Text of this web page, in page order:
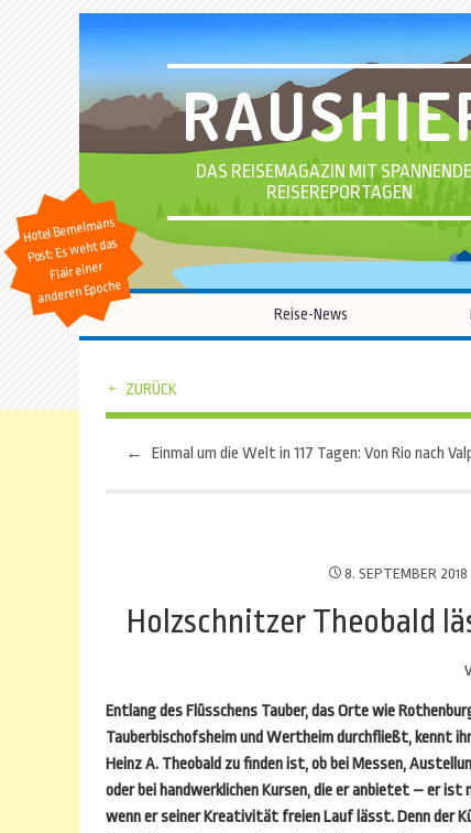
DAS REISEMAGAZIN MIT
REISEREPORTAGEN
Hotel Bemelmans
Post: Es weht das
Flair einer
anderen Epoche
Reise-News
ZURÜCK
Beitragsnavigation
← Einmal um die Welt in 117 Tagen: Von Rio nach
8. SEPTEMBER 2018
Holzschnitzer Theobald
Entlang des Flüsschens Tauber, das Orte wie
Tauberbischofsheim und Wertheim durchfließt, kennt
Heinz A. Theobald zu finden ist, ob bei Messen,
oder bei handwerklichen Kursen, die er anbietet – er ist
wenn er seiner Kreativität freien Lauf lässt. Denn der